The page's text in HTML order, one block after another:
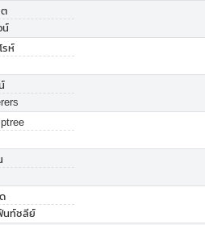
น์
รห์
นท์ชลีย์